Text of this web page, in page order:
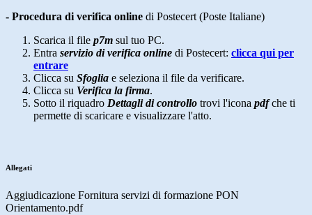
- Procedura di verifica online di Postecert (Poste Italiane)
Scarica il file p7m sul tuo PC.
Entra servizio di verifica online di Postecert: clicca qui per
entrare
Clicca su Sfoglia e seleziona il file da verificare.
Clicca su Verifica la firma.
Sotto il riquadro Dettagli di controllo trovi l'icona pdf che ti
permette di scaricare e visualizzare l'atto.
Allegati
Aggiudicazione Fornitura servizi di formazione PON
Orientamento.pdf